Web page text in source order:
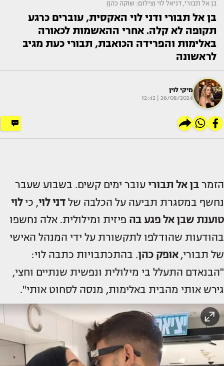
בן אל תבורי, דניאל לוי (צילום: שוקה כהן)
בן אל תבורי ודני לוי האקסית, עוברים כרגע
תקופה לא קלה. אחרי ההאשמות לכאורה
באלימות והפרידה הכואבת, תבורי כעת מגיב
לראשונה
מיקי לוין
26/08/2024 | 12:42
הזמר בן אל תבורי עובר ימים קשים. בשבוע שעבר
נחשף במסגרת תביעה על הכלבה של דני לוי, כילוי
טוענת שבן אל פגע בה פיזית ומילולית. אלה נחשפו
בהודעות שהודלפו לתקשורת על ידי המנהל האישי
של תבורי,אופק כהן. בהתכתבויות כתבה לוי:
"הבנאדם התעלל בי מילולית ונפשית שנתיים וחצי,
גירש אותי מהבית באלימות, מנסה לסחוט אותי".